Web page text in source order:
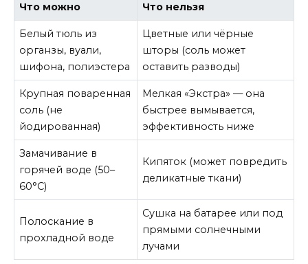
Что можно Что нельзя
Белый тюль из
органзы, вуали,
шифона, полиэстера
Цветные или чёрные
шторы (соль может
оставить разводы)
Крупная поваренная
соль (не
йодированная)
Мелкая «Экстра» — она
быстрее вымывается,
эффективность ниже
Замачивание в
горячей воде (50–
60°C)
Кипяток (может повредить
деликатные ткани)
Полоскание в
прохладной воде
Сушка на батарее или под
прямыми солнечными
лучами